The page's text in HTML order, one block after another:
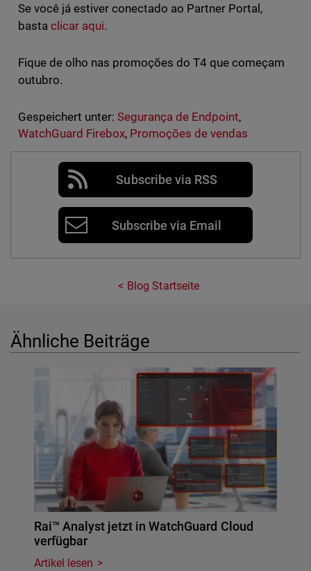
Se você já estiver conectado ao Partner Portal,
basta clicar aqui.
Fique de olho nas promoções do T4 que começam
outubro.
Gespeichert unter: Segurança de Endpoint,
WatchGuard Firebox, Promoções de vendas
Subscribe via RSS
Subscribe via Email
Blog Startseite
Ähnliche Beiträge
Rai™ Analyst jetzt in WatchGuard Cloud
verfügbar
Artikel lesen